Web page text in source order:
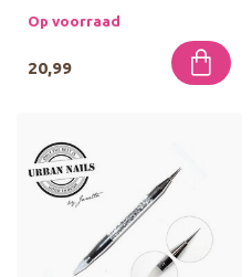
ombre-effe...
Op voorraad
20,99